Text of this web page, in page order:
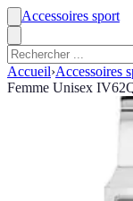
Accessoires sport
Accueil›Accessoires
Femme Unisex